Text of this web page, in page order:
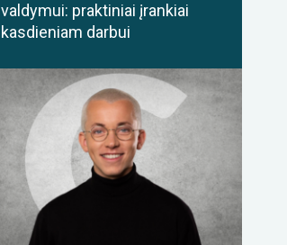
valdymui: praktiniai įrankiai
kasdieniam darbui